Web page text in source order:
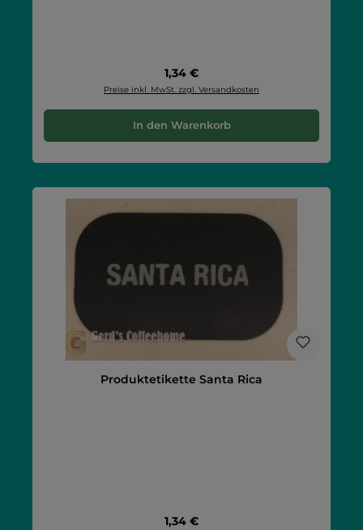
Regulärer Preis:
1,34 €
Preise inkl. MwSt. zzgl. Versandkosten
In den Warenkorb
Produktetikette Santa Rica
Regulärer Preis:
1,34 €